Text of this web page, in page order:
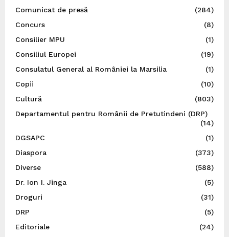
Comunicat de presă
(284)
Concurs
(8)
Consilier MPU
(1)
Consiliul Europei
(19)
Consulatul General al României la Marsilia
(1)
Copii
(10)
Cultură
(803)
Departamentul pentru Românii de Pretutindeni (DRP)
(14)
DGSAPC
(1)
Diaspora
(373)
Diverse
(588)
Dr. Ion I. Jinga
(5)
Droguri
(31)
DRP
(5)
Editoriale
(24)